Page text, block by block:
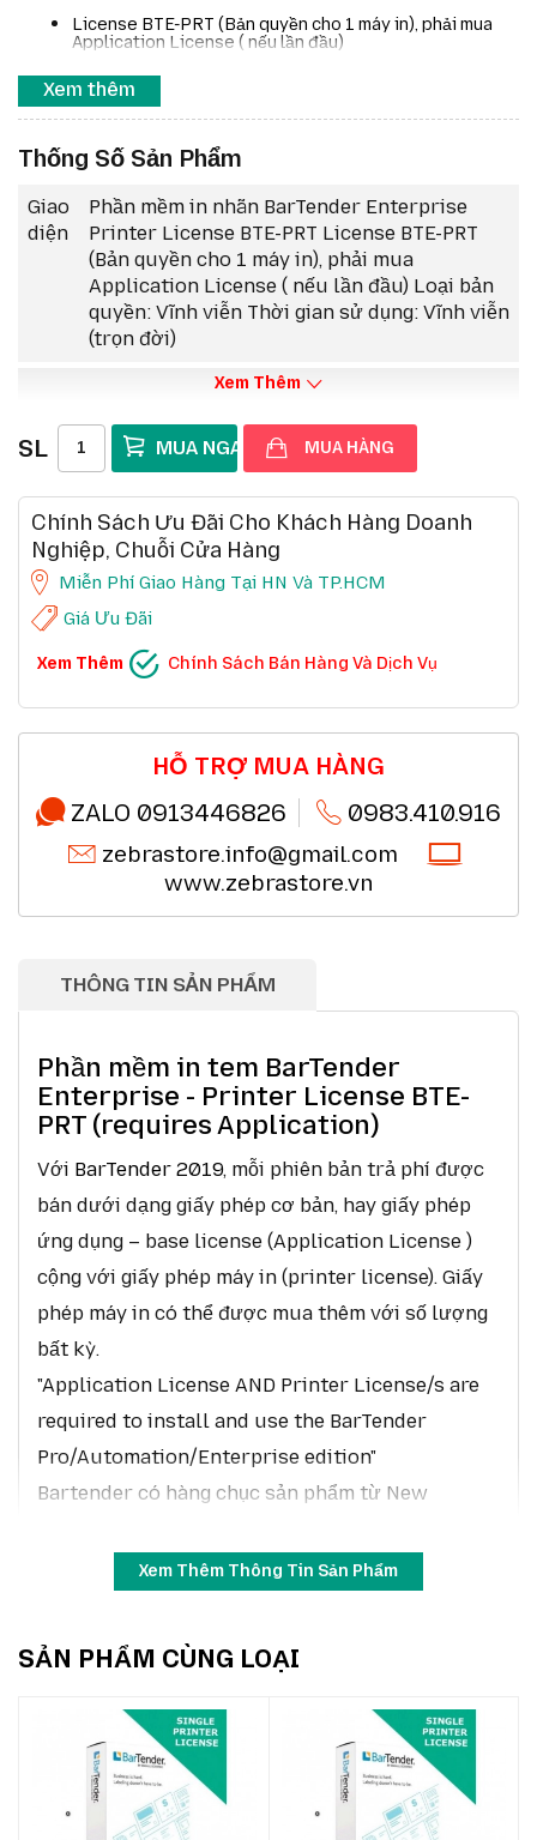
License BTE-PRT (Bản quyền cho 1 máy in), phải mua
Application License ( nếu lần đầu)
Loại bản quyền: Vĩnh viễn
Thời gian sử dụng: Vĩnh viễn (trọn đời)
Bao gồm toàn bộ tính năng của bản Automation
quy trình thiết kế & in ấn trong toàn bộ Công ty
Hình thức bản quyền: Cài độc lập cho từng máy hoặc
Network theo máy in
Tích hợp phù hợp với hệ thống kinh doanh của bạn với
API REST và .NET SDK
Ghi nhãn tự động và tiêu chuẩn hóa cho các công ty
Xem thêm
Thống Số Sản Phẩm
Giao
diện
Phần mềm in nhãn BarTender Enterprise
Printer License BTE-PRT License BTE-PRT
(Bản quyền cho 1 máy in), phải mua
Application License ( nếu lần đầu) Loại bản
quyền: Vĩnh viễn Thời gian sử dụng: Vĩnh viễn
(trọn đời)
Xem Thêm
SL MUA HÀNG
Chính Sách Ưu Đãi Cho Khách Hàng Doanh
Nghiệp, Chuỗi Cửa Hàng
Miễn Phí Giao Hàng Tại HN Và TP.HCM
Giá Ưu Đãi
CHÍNH SÁCH BÁN HÀNG VÀ DỊCH VỤ
Ưu đãi chuỗi cửa hàng, siêu thị
Ưu đãi khách hàng doanh nghiệp cả FDI Chi tiết
Đổi mới sản phẩm trong 7 ngày đầu (*) Chi tiết
Mua online - giao hàng nhanh chóng (*) Chi tiết
Chất lượng sản phẩm chính hãng CO,CQ (*)
Thanh toán chuyển khoản QRcode (*)
Xem Thêm Chính Sách Bán Hàng Và Dịch Vụ
HỖ TRỢ MUA HÀNG
ZALO 0913446826
0983.410.916
zebrastore.info@gmail.com
www.zebrastore.vn
THÔNG TIN SẢN PHẨM
Phần mềm in tem BarTender
Enterprise - Printer License BTE-
PRT (requires Application)
Với BarTender 2019, mỗi phiên bản trả phí được
bán dưới dạng giấy phép cơ bản, hay giấy phép
ứng dụng – base license (Application License )
cộng với giấy phép máy in (printer license). Giấy
phép máy in có thể được mua thêm với số lượng
bất kỳ.
"Application License AND Printer License/s are
required to install and use the BarTender
Pro/Automation/Enterprise edition"
Bartender có hàng chục sản phẩm từ New
khách có thể liên hệ với Tân Phát để được hỗ trợ
được:
Bao nhiêu máy in
Bao nhiêu địa điểm triển khai
Ví dụ: Khi bạn mua gói BarTender Enterprise cho
10 máy in ( gói BTE-10)
Xem Thêm Thông Tin Sản Phẩm
SẢN PHẨM CÙNG LOẠI